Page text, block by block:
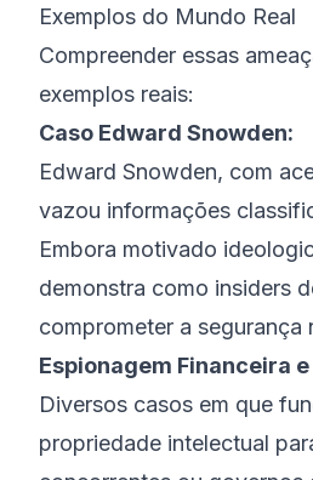
Exemplos do Mundo Real
Compreender essas
exemplos reais:
Caso Edward Snowden:
Edward Snowden, com
vazou informações
Embora motivado
demonstra como insiders
comprometer a segurança
Espionagem Financeira
Diversos casos em que
propriedade intelectual